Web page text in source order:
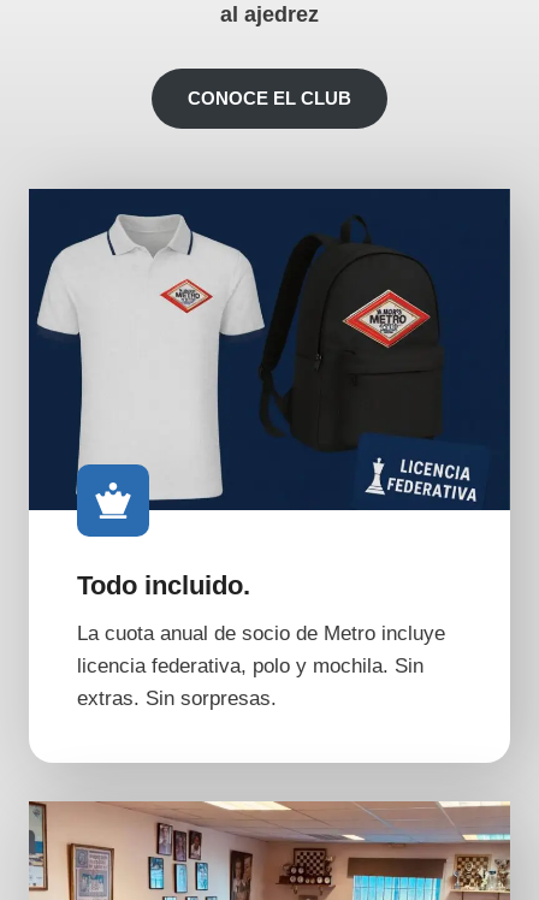
al ajedrez
CONOCE EL CLUB
Todo incluido.
La cuota anual de socio de Metro incluye
licencia federativa, polo y mochila. Sin
extras. Sin sorpresas.